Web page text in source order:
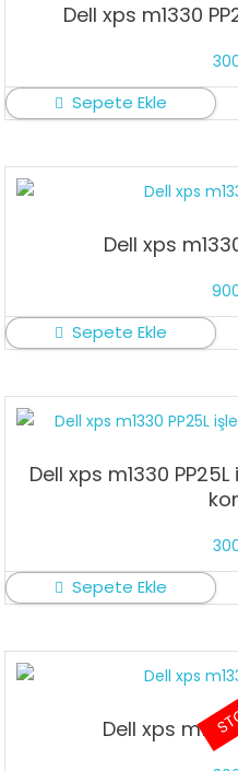
Dell xps m1330
Sepete Ekle
Dell xps
Sepete Ekle
Dell xps m1330
Sepete Ekle
Dell xps